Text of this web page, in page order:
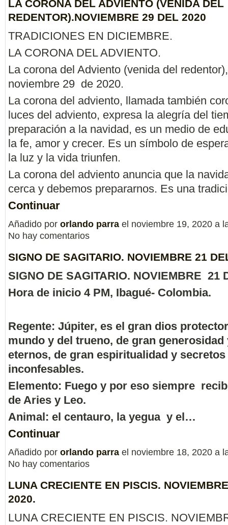
LA CORONA DEL ADVIENTO (VENIDA DEL
REDENTOR).NOVIEMBRE 29 DEL 2020
TRADICIONES EN DICIEMBRE.
LA CORONA DEL ADVIENTO.
La corona del Adviento (venida del
noviembre 29 de 2020.
La corona del adviento, llamada también
luces del adviento, expresa la alegría del
preparación a la navidad, es un medio de
la fe, amor y crecer. Es un símbolo de
la luz y la vida triunfen.
La corona del adviento anuncia que la
cerca y debemos prepararnos. Es una
Continuar
Añadido por orlando parra el noviembre 19, 2020 a
No hay comentarios
SIGNO DE SAGITARIO. NOVIEMBRE 21
SIGNO DE SAGITARIO. NOVIEMBRE 21
Hora de inicio 4 PM, Ibagué- Colombia.
Regente: Júpiter, es el gran dios
mundo y del trueno, de gran generosidad
eternos, de gran espiritualidad y secretos
inconfesables.
Elemento: Fuego y por eso siempre
de Aries y Leo.
Animal: el centauro, la yegua y el…
Continuar
Añadido por orlando parra el noviembre 18, 2020 a
No hay comentarios
LUNA CRECIENTE EN PISCIS.
2020.
LUNA CRECIENTE EN PISCIS.